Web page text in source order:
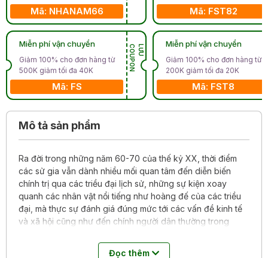
Mã: NHANAM66
Miễn phí vận chuyển
Giảm 100% cho đơn hàng từ
500K giảm tối đa 40K
Mã: FS
L
Ư
U
C
O
U
P
O
N
Mã: FST82
Miễn phí vận chuyển
Giảm 100% cho đơn hàng từ
200K giảm tối đa 20K
Mã: FST8
Mô tả sản phẩm
Ra đời trong những năm 60-70 của thế kỷ XX, thời điểm
các sử gia vẫn dành nhiều mối quan tâm đến diễn biến
chính trị qua các triều đại lịch sử, những sự kiện xoay
quanh các nhân vật nổi tiếng như hoàng đế của các triều
đại, mà thực sự đánh giá đúng mức tới các vấn đề kinh tế
và xã hội cũng như đến chính người dân thường trong
Việt Nam dưới các vua triều Nguyễnđược xem như tác
Đọc thêm